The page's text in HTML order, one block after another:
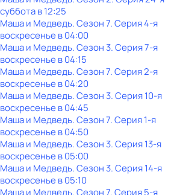
субботав12:25
Маша и Медведь. Сезон 7. Серия 4-я
воскресенье в04:00
Маша и Медведь. Сезон 3. Серия 7-я
воскресенье в04:15
Маша и Медведь. Сезон 7. Серия 2-я
воскресенье в04:20
Маша и Медведь. Сезон 3. Серия 10-я
воскресенье в04:45
Маша и Медведь. Сезон 7. Серия 1-я
воскресенье в04:50
Маша и Медведь. Сезон 3. Серия 13-я
воскресенье в05:00
Маша и Медведь. Сезон 3. Серия 14-я
воскресенье в05:10
Маша и Медведь. Сезон 7. Серия 5-я